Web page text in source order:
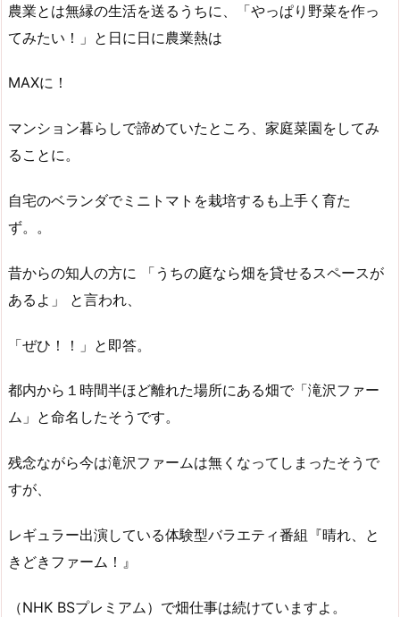
農業とは無縁の生活を送るうちに、「やっぱり野菜を作っ
てみたい！」と日に日に農業熱は
MAXに！
マンション暮らしで諦めていたところ、家庭菜園をしてみ
ることに。
自宅のベランダでミニトマトを栽培するも上手く育た
ず。。
昔からの知人の方に 「うちの庭なら畑を貸せるスペースが
あるよ」 と言われ、
「ぜひ！！」と即答。
都内から１時間半ほど離れた場所にある畑で「滝沢ファー
ム」と命名したそうです。
残念ながら今は滝沢ファームは無くなってしまったそうで
すが、
レギュラー出演している体験型バラエティ番組『晴れ、と
きどきファーム！』
（NHK BSプレミアム）で畑仕事は続けていますよ。